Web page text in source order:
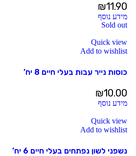
₪11.90
מידע נוסף
Sold out
Quick view
Add to wishlist
כוסות נייר עבות בעלי חיים 8 יח’
₪10.00
מידע נוסף
Quick view
Add to wishlist
נשפני לשון נפתחים בעלי חיים 6 יח’